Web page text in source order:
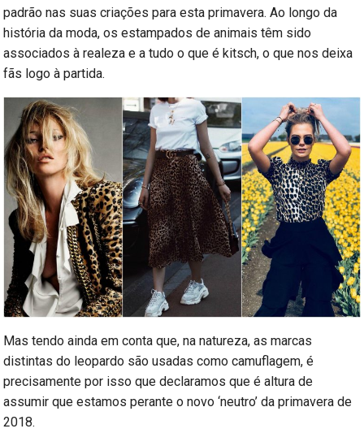
padrão nas suas criações para esta primavera. Ao longo da
história da moda, os estampados de animais têm sido
associados à realeza e a tudo o que é kitsch, o que nos deixa
fãs logo à partida.
Mas tendo ainda em conta que, na natureza, as marcas
distintas do leopardo são usadas como camuflagem, é
precisamente por isso que declaramos que é altura de
assumir que estamos perante o novo ‘neutro’ da primavera de
2018.